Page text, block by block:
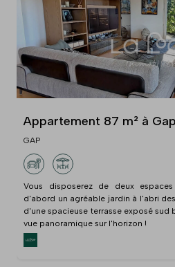
Appartement 87 m² à Gap
GAP
Vous disposerez de deux
d'abord un agréable jardin à l'abri
d'une spacieuse terrasse exposé sud
vue panoramique sur l'horizon !